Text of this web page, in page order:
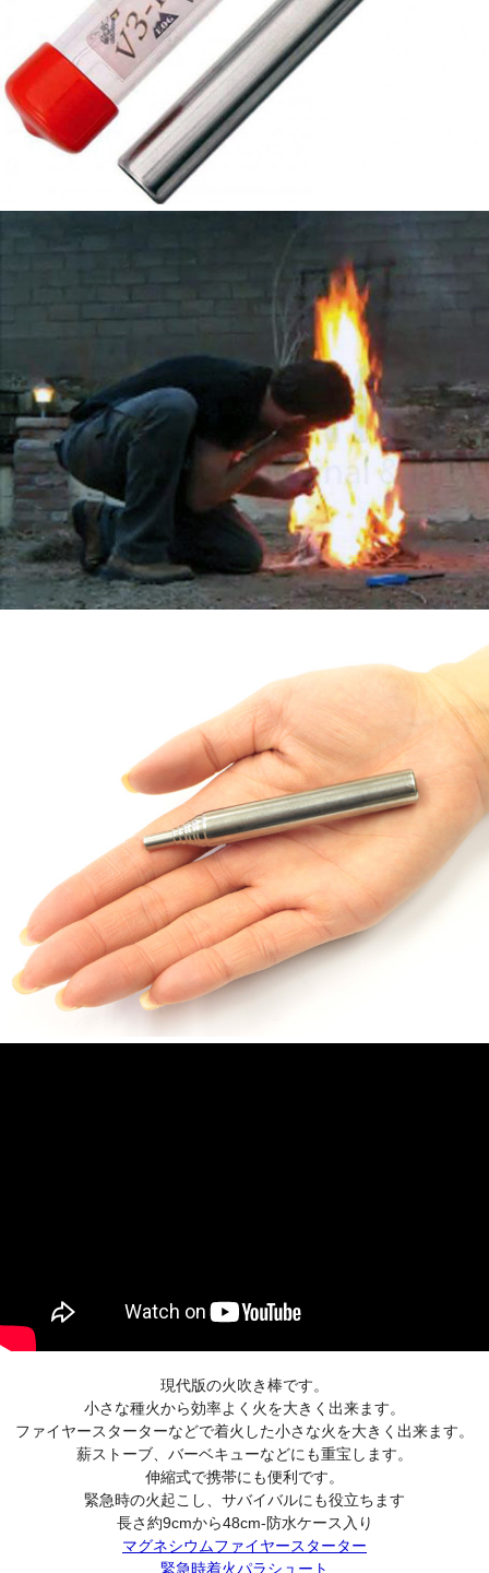
現代版の火吹き棒です。
小さな種火から効率よく火を大きく出来ます。
ファイヤースターターなどで着火した小さな火を大きく出来ます。
薪ストーブ、バーベキューなどにも重宝します。
伸縮式で携帯にも便利です。
緊急時の火起こし、サバイバルにも役立ちます
長さ約9cmから48cm-防水ケース入り
マグネシウムファイヤースターター
緊急時着火パラシュート